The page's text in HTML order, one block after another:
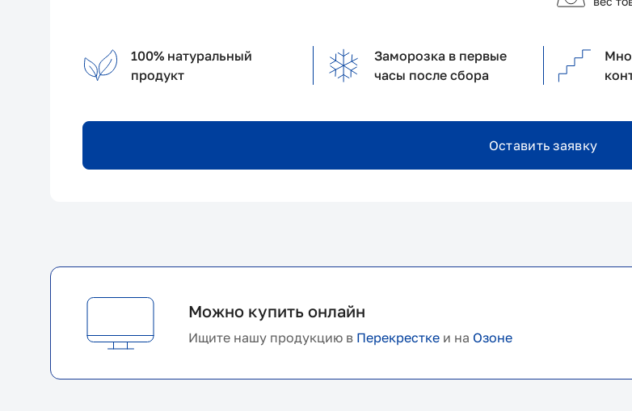
100% натуральный
продукт
Заморозка в первые
часы после сбора
Оставить заявку
Можно купить онлайн
Ищите нашу продукцию в Перекрестке и на Озоне